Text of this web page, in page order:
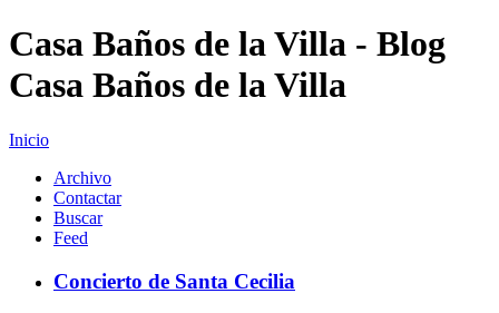
Casa Baños de la Villa - Blog
Casa Baños de la Villa
Inicio
Archivo
Contactar
Buscar
Feed
Concierto de Santa Cecilia